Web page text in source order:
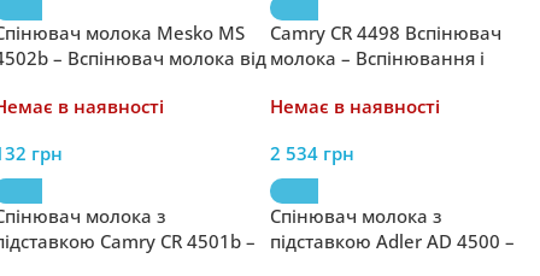
молока Mesko MS
– Вспінювач молока від
в наявності
грн
Camry CR 4498 Вспінювач
молока – Вспінювання і
від Camry з підігрівом.
Немає в наявності
2 534 грн
молока з
Camry CR 4501b –
Спінювач молока з
підставкою Adler AD 4500 –